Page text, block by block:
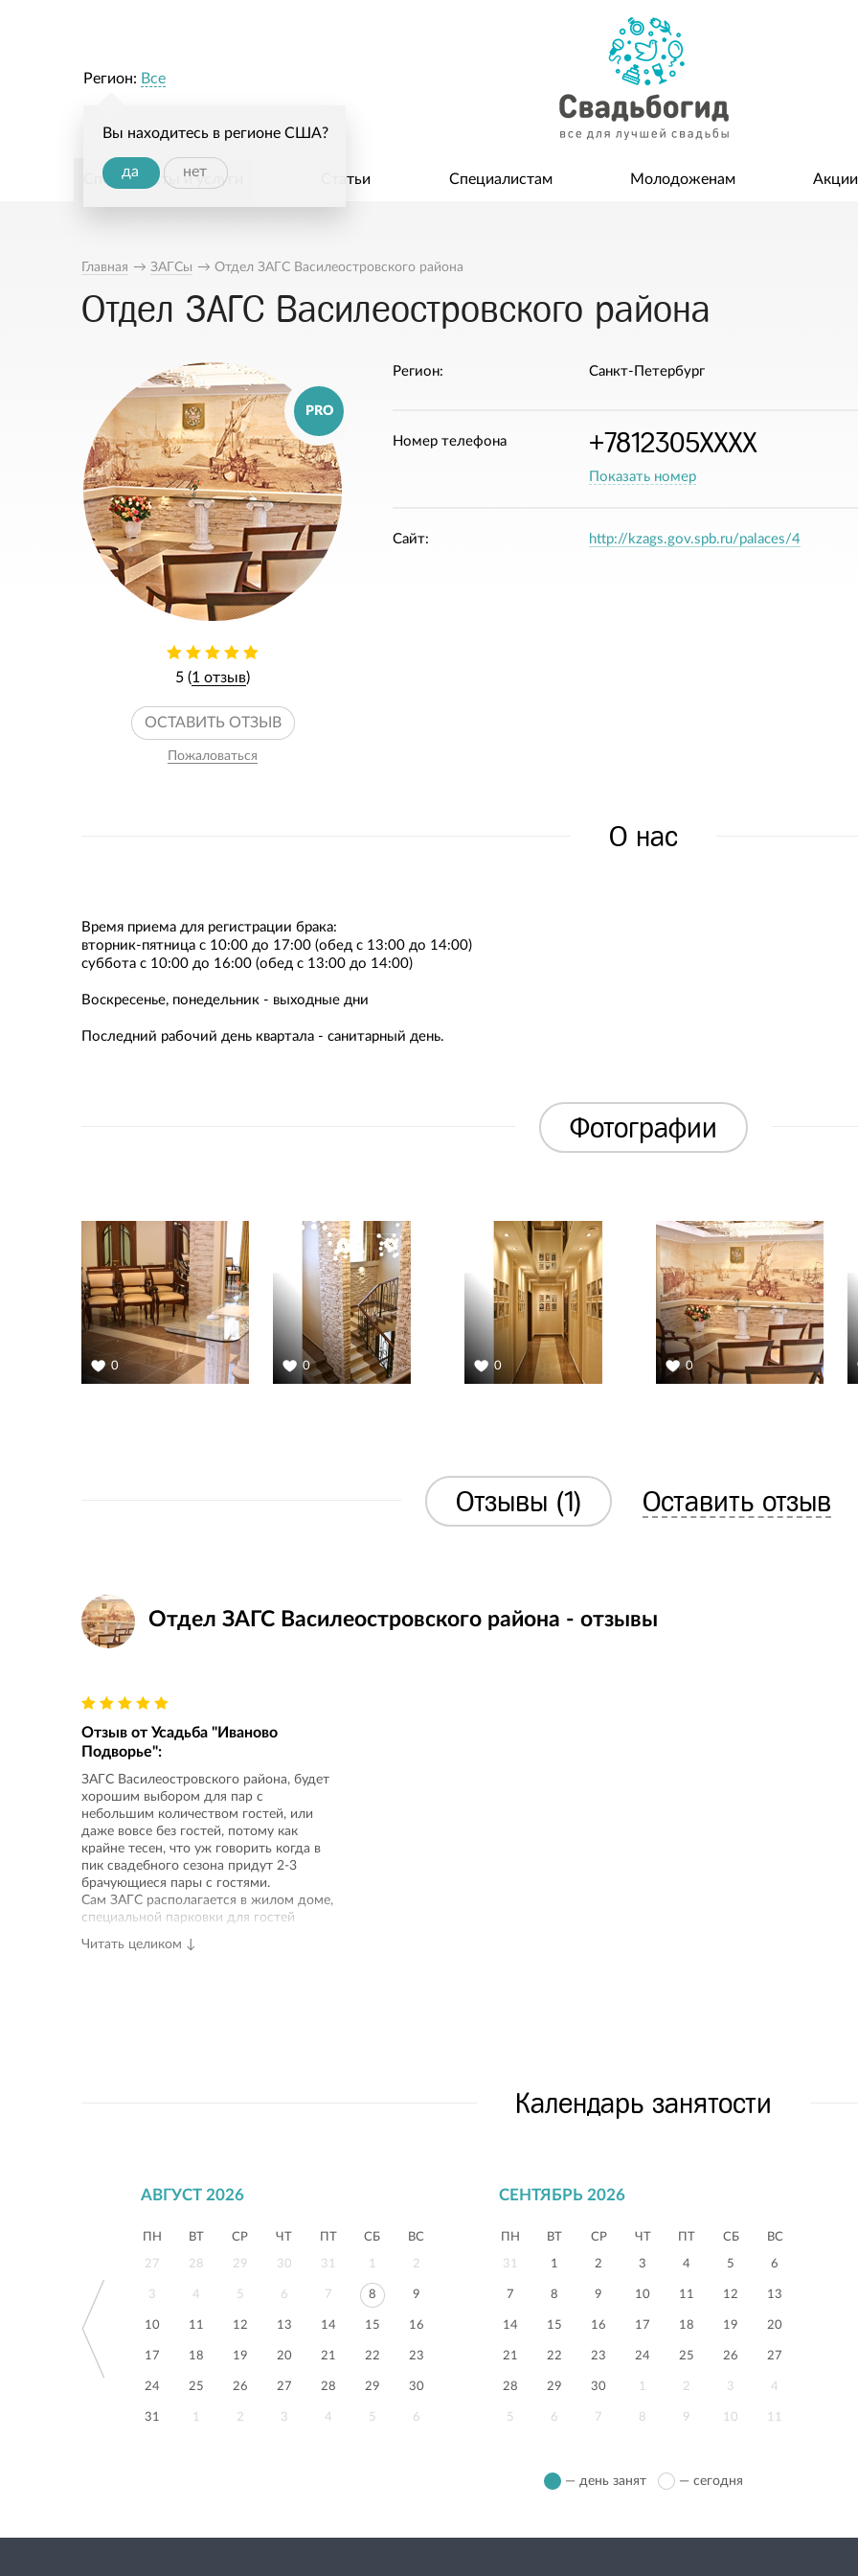
Регион: Все
Вы находитесь в регионе США?
да нет
Специалисты и услуги Статьи Специалистам Молодоженам Акции
Главная → ЗАГСы → Отдел ЗАГС Василеостровского района
Отдел ЗАГС Василеостровского района
PRO
5 (1 отзыв)
ОСТАВИТЬ ОТЗЫВ
Пожаловаться
Регион: Санкт-Петербург
Номер телефона +7812305XXXX
Показать номер
Сайт: http://kzags.gov.spb.ru/palaces/4
О нас
Время приема для регистрации брака:
вторник-пятница с 10:00 до 17:00 (обед с 13:00 до 14:00)
суббота с 10:00 до 16:00 (обед с 13:00 до 14:00)
Воскресенье, понедельник - выходные дни
Последний рабочий день квартала - санитарный день.
Фотографии
0 0 0 0
Отзывы (1) Оставить отзыв
Отдел ЗАГС Василеостровского района - отзывы
Отзыв от Усадьба "Иваново
Подворье":
ЗАГС Василеостровского района, будет
хорошим выбором для пар с
небольшим количеством гостей, или
даже вовсе без гостей, потому как
крайне тесен, что уж говорить когда в
пик свадебного сезона придут 2-3
брачующиеся пары с гостями.
Сам ЗАГС располагается в жилом доме,
специальной парковки для гостей
места заняты жильцами - все время
больше 12-ти человек.
Отдельно хотим обратить внимание на
наличие зеркал - они располагаются
даже на потолках, их много и они
большие.
Читать целиком ↓
Календарь занятости
АВГУСТ 2026
ПН ВТ СР ЧТ ПТ СБ ВС
27 28 29 30 31 1 2
3 4 5 6 7 8 9
10 11 12 13 14 15 16
17 18 19 20 21 22 23
24 25 26 27 28 29 30
31 1 2 3 4 5 6
СЕНТЯБРЬ 2026
ПН ВТ СР ЧТ ПТ СБ ВС
31 1 2 3 4 5 6
7 8 9 10 11 12 13
14 15 16 17 18 19 20
21 22 23 24 25 26 27
28 29 30 1 2 3 4
5 6 7 8 9 10 11
— день занят — сегодня